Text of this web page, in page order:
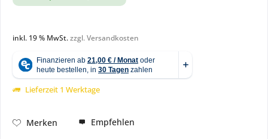
inkl. 19 % MwSt.zzgl. Versandkosten
Lieferzeit 1 Werktage
Merken Empfehlen